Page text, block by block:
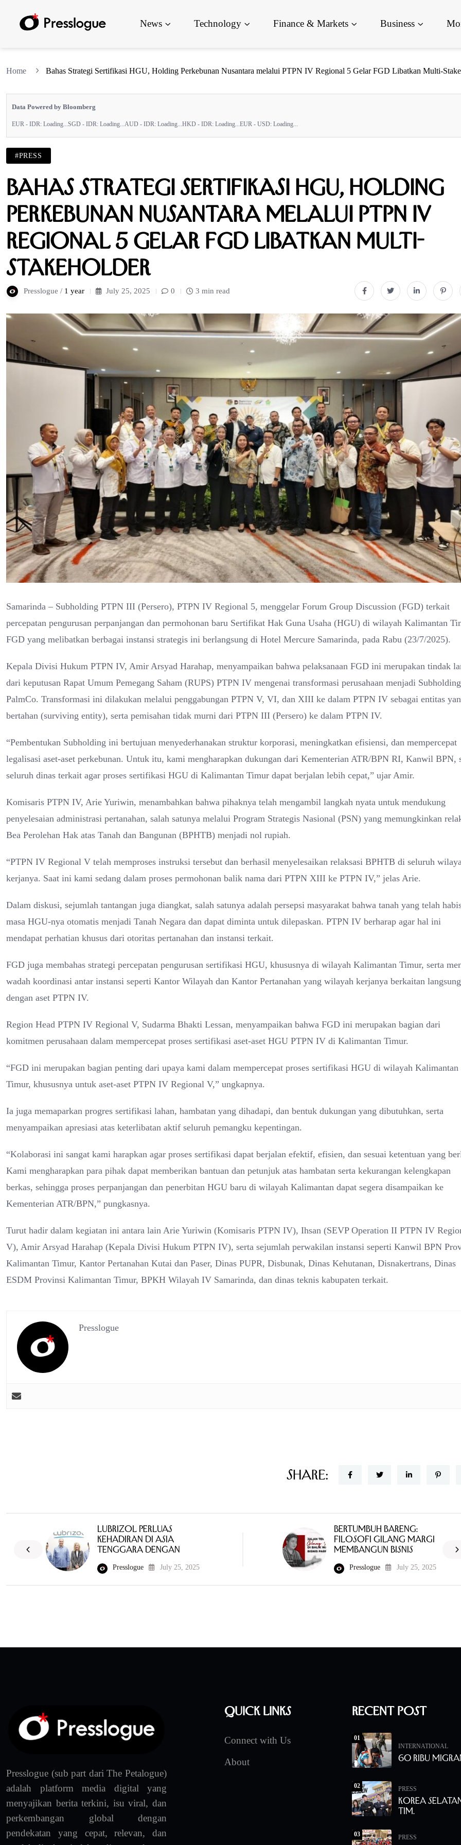
News Technology Finance & Markets Business
Home Bahas Strategi Sertifikasi HGU, Holding Perkebunan Nusantara melalui PTPN IV Regional 5 Gelar FGD Libatkan Multi-
Data Powered by Bloomberg
EUR - IDR: Loading...SGD - IDR: Loading...AUD - IDR: Loading...HKD - IDR: Loading...EUR - USD: Loading...
#PRESS
Bahas Strategi Sertifikasi HGU, Holding
Perkebunan Nusantara melalui PTPN IV
Regional 5 Gelar FGD Libatkan Multi-
Stakeholder
Presslogue / 1 year July 25, 2025 0 3 min read
Samarinda – Subholding PTPN III (Persero), PTPN IV Regional 5, menggelar Forum Group Discussion (FGD) terkait
percepatan pengurusan perpanjangan dan permohonan baru Sertifikat Hak Guna Usaha (HGU) di wilayah Kalimantan
FGD yang melibatkan berbagai instansi strategis ini berlangsung di Hotel Mercure Samarinda, pada Rabu (23/7/2025).
Kepala Divisi Hukum PTPN IV, Amir Arsyad Harahap, menyampaikan bahwa pelaksanaan FGD ini merupakan tindak
dari keputusan Rapat Umum Pemegang Saham (RUPS) PTPN IV mengenai transformasi perusahaan menjadi Subholding
PalmCo. Transformasi ini dilakukan melalui penggabungan PTPN V, VI, dan XIII ke dalam PTPN IV sebagai entitas
bertahan (surviving entity), serta pemisahan tidak murni dari PTPN III (Persero) ke dalam PTPN IV.
“Pembentukan Subholding ini bertujuan menyederhanakan struktur korporasi, meningkatkan efisiensi, dan mempercepat
legalisasi aset-aset perkebunan. Untuk itu, kami mengharapkan dukungan dari Kementerian ATR/BPN RI, Kanwil BPN,
seluruh dinas terkait agar proses sertifikasi HGU di Kalimantan Timur dapat berjalan lebih cepat,” ujar Amir.
Komisaris PTPN IV, Arie Yuriwin, menambahkan bahwa pihaknya telah mengambil langkah nyata untuk mendukung
penyelesaian administrasi pertanahan, salah satunya melalui Program Strategis Nasional (PSN) yang memungkinkan
Bea Perolehan Hak atas Tanah dan Bangunan (BPHTB) menjadi nol rupiah.
“PTPN IV Regional V telah memproses instruksi tersebut dan berhasil menyelesaikan relaksasi BPHTB di seluruh
kerjanya. Saat ini kami sedang dalam proses permohonan balik nama dari PTPN XIII ke PTPN IV,” jelas Arie.
Dalam diskusi, sejumlah tantangan juga diangkat, salah satunya adalah persepsi masyarakat bahwa tanah yang telah
masa HGU-nya otomatis menjadi Tanah Negara dan dapat diminta untuk dilepaskan. PTPN IV berharap agar hal ini
mendapat perhatian khusus dari otoritas pertanahan dan instansi terkait.
FGD juga membahas strategi percepatan pengurusan sertifikasi HGU, khususnya di wilayah Kalimantan Timur, serta
wadah koordinasi antar instansi seperti Kantor Wilayah dan Kantor Pertanahan yang wilayah kerjanya berkaitan langsung
dengan aset PTPN IV.
Region Head PTPN IV Regional V, Sudarma Bhakti Lessan, menyampaikan bahwa FGD ini merupakan bagian dari
komitmen perusahaan dalam mempercepat proses sertifikasi aset-aset HGU PTPN IV di Kalimantan Timur.
“FGD ini merupakan bagian penting dari upaya kami dalam mempercepat proses sertifikasi HGU di wilayah Kalimantan
Timur, khususnya untuk aset-aset PTPN IV Regional V,” ungkapnya.
Ia juga memaparkan progres sertifikasi lahan, hambatan yang dihadapi, dan bentuk dukungan yang dibutuhkan, serta
menyampaikan apresiasi atas keterlibatan aktif seluruh pemangku kepentingan.
“Kolaborasi ini sangat kami harapkan agar proses sertifikasi dapat berjalan efektif, efisien, dan sesuai ketentuan yang
Kami mengharapkan para pihak dapat memberikan bantuan dan petunjuk atas hambatan serta kekurangan kelengkapan
berkas, sehingga proses perpanjangan dan penerbitan HGU baru di wilayah Kalimantan dapat segera disampaikan ke
Kementerian ATR/BPN,” pungkasnya.
Turut hadir dalam kegiatan ini antara lain Arie Yuriwin (Komisaris PTPN IV), Ihsan (SEVP Operation II PTPN IV
V), Amir Arsyad Harahap (Kepala Divisi Hukum PTPN IV), serta sejumlah perwakilan instansi seperti Kanwil BPN
Kalimantan Timur, Kantor Pertanahan Kutai dan Paser, Dinas PUPR, Disbunak, Dinas Kehutanan, Disnakertrans, Dinas
ESDM Provinsi Kalimantan Timur, BPKH Wilayah IV Samarinda, dan dinas teknis kabupaten terkait.
Presslogue
Share:
Lubrizol Perluas
Kehadiran di Asia
Tenggara dengan
Presslogue July 25, 2025
Bertumbuh Bareng:
Filosofi Gilang Margi
Membangun Bisnis
Presslogue July 25, 2025
Presslogue (sub part dari The Petalogue)
adalah platform media digital yang
menyajikan berita terkini, isu viral, dan
perkembangan global dengan
pendekatan yang cepat, relevan, dan
Quick Links
Connect with Us
About
Recent Post
01
INTERNATIONAL
60 Ribu
02 PRESS
Korea
Tim.
03 PRESS